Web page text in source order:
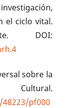
el ciclo vital.
DOI:
sobre la
pf000